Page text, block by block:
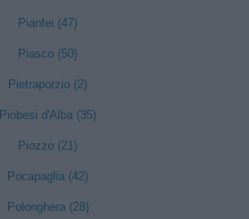
Pianfei (47)
Piasco (50)
Pietraporzio (2)
Piobesi d'Alba (35)
Piozzo (21)
Pocapaglia (42)
Polonghera (28)